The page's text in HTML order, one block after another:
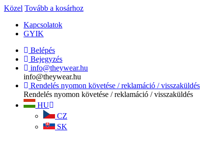
Közel Tovább a kosárhoz
Kapcsolatok
GYIK
Belépés
Bejegyzés
info@theywear.hu
info@theywear.hu
Rendelés nyomon követése / reklamáció / visszaküldés
Rendelés nyomon követése / reklamáció / visszaküldés
HU
CZ
SK